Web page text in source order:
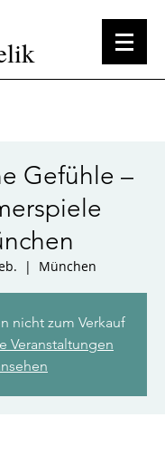
Gefühle –
  |
München
nicht zum Verkauf
Veranstaltungen